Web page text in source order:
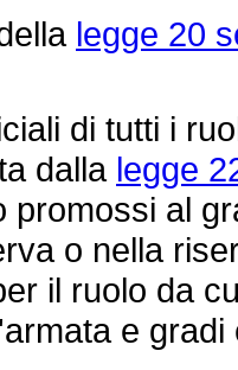
legge 20
di tutti i
dalla legge
promossi al
o nella
il ruolo da
e